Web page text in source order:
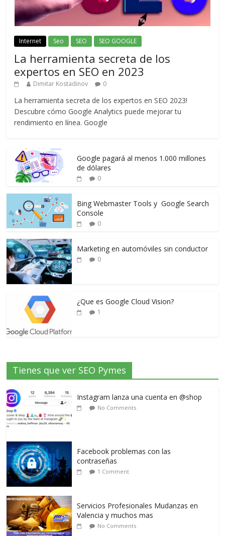
Internet Seo SEO SEO GOOGLE
La herramienta secreta de los
expertos en SEO en 2023
Dimitar Kostadinov 0
La herramienta secreta de los expertos en SEO 2023!
Descubre cómo Google Analytics puede mejorar tu
rendimiento en línea. Google
Google pagará al menos 1.000 millones
de dólares
0
Bing Webmaster Tools y Google Search
Console
0
Marketing en automóviles sin conductor
0
¿Que es Google Cloud Vision?
1
Tienes que ver SEO Pymes
Instagram lanza una cuenta en @shop
No Comments
Facebook problemas con las
contraseñas
1 Comment
Servicios Profesionales Mudanzas en
Valencia y muchos mas
No Comments